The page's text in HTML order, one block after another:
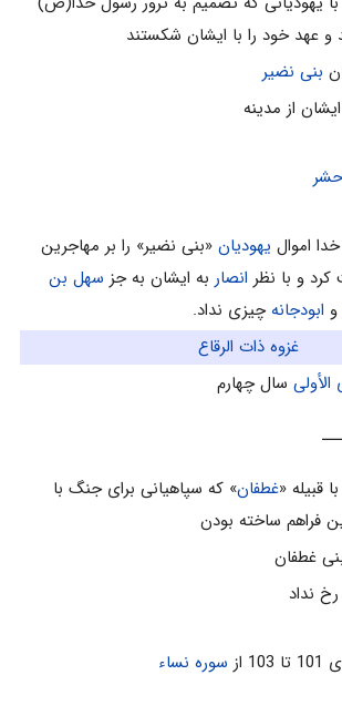
و عهد خود را با ایشان شکستند
بنی نضیر
از مدینه
اموال يهوديان «بنى نضير» را بر مهاجرين
و با نظر انصار به ایشان به جز سهل بن
و ابودجانهچيزى نداد.
غزوه ذات الرقاع
سال چهارم‌
قبيله «غطفان» كه سپاهيانى براى جنگ با
فراهم ساخته بودن
غطفان
نداد
از سوره نساء